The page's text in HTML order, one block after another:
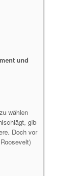
und
wählen
gib
Doch vor